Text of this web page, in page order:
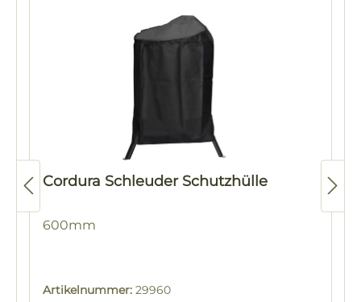
Cordura Schleuder Schutzhülle
600mm
Artikelnummer: 29960